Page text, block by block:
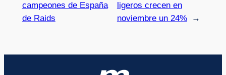
campeones de España
de Raids
ligeros crecen en
noviembre un 24%
→